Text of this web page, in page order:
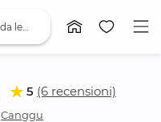
5 (6 recensioni)
Canggu